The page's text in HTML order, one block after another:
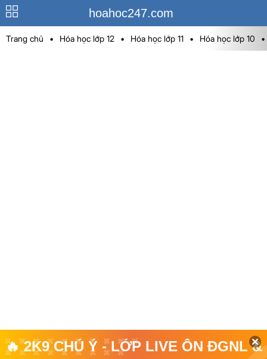
hoahoc247.com
Trang chủ • Hóa học lớp 12 • Hóa học lớp 11 • Hóa học lớp 10 •
🔥 2K9 CHÚ Ý - LỚP LIVE ÔN ĐGNL &